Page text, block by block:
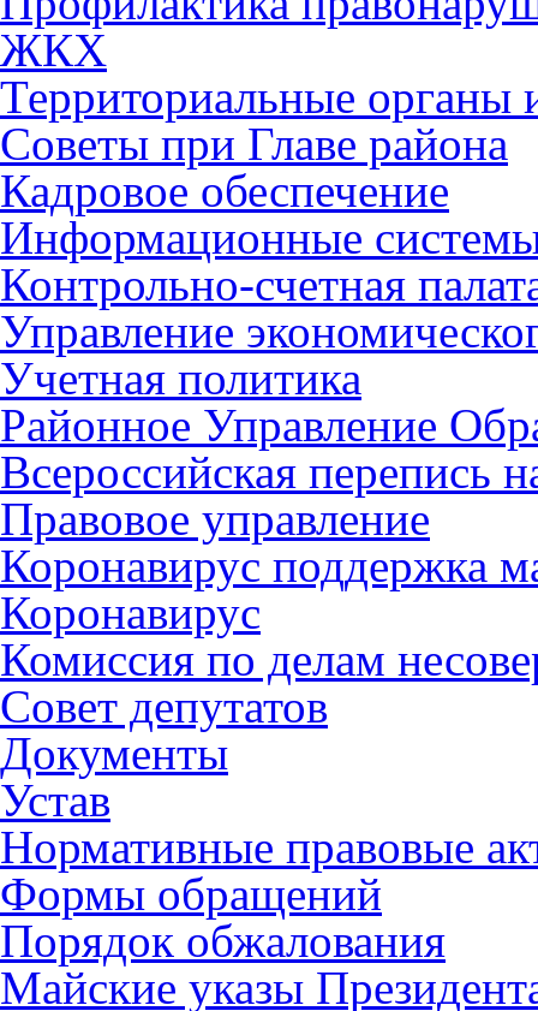
ЖКХ
Территориальные органы
Советы при Главе района
Кадровое обеспечение
Информационные
Контрольно-счетная
Управление
Учетная политика
Районное Управление
Всероссийская перепись
Правовое управление
Коронавирус поддержка
Коронавирус
Комиссия по делам
Совет депутатов
Документы
Устав
Нормативные правовые
Формы обращений
Порядок обжалования
Майские указы